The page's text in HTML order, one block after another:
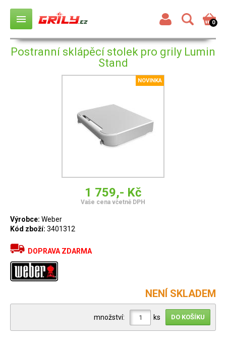
0
menu
Postranní sklápěcí stolek pro grily Lumin
Stand
NOVINKA
1 759,- Kč
Vaše cena včetně DPH
Výrobce: Weber
Kód zboží: 3401312
DOPRAVA ZDARMA
NENÍ SKLADEM
množství: ks